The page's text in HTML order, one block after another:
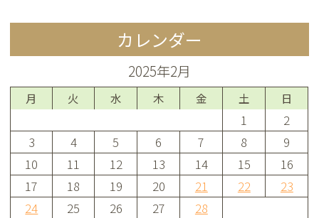
カレンダー
2025年2月
月 火 水 木 金 土 日
1
2
3
4 5 6 7 8
9
10
11 12 13 14 15
16
17
18 19 20 21 22
23
24
25 26 27 28